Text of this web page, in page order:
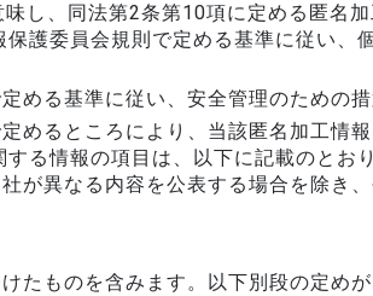
し、同法第2条第10項に定める匿名
護委員会規則で定める基準に従い、
める基準に従い、安全管理のための措
めるところにより、当該匿名加工情
る情報の項目は、以下に記載のとお
が異なる内容を公表する場合を除き
たものを含みます。以下別段の定め